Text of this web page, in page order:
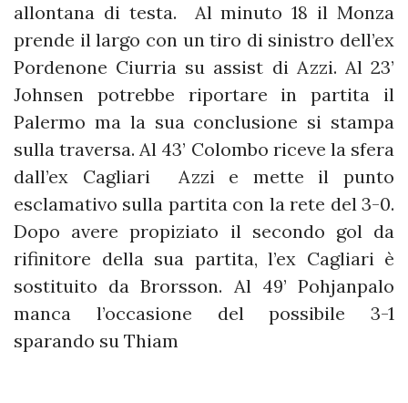
allontana di testa. Al minuto 18 il Monza
prende il largo con un tiro di sinistro dell’ex
Pordenone Ciurria su assist di Azzi. Al 23’
Johnsen potrebbe riportare in partita il
Palermo ma la sua conclusione si stampa
sulla traversa. Al 43’ Colombo riceve la sfera
dall’ex Cagliari Azzi e mette il punto
esclamativo sulla partita con la rete del 3-0.
Dopo avere propiziato il secondo gol da
rifinitore della sua partita, l’ex Cagliari è
sostituito da Brorsson. Al 49’ Pohjanpalo
manca l’occasione del possibile 3-1
sparando su Thiam